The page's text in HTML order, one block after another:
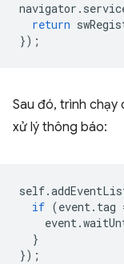
navigator .
return
});
Sau đó, trình chạy
xử lý thông báo:
self.
if (event. tag
event.
}
});